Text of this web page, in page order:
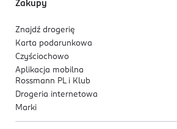
8 414135 043696
Zakupy
Znajdź drogerię
Karta podarunkowa
Czyściochowo
Aplikacja mobilna
Rossmann PL i Klub
Drogeria internetowa
Marki